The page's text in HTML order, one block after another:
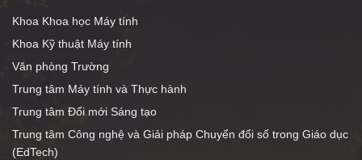
Khoa Khoa học Máy tính
Khoa Kỹ thuật Máy tính
Văn phòng Trường
Trung tâm Máy tính và Thực hành
Trung tâm Đổi mới Sáng tạo
Trung tâm Công nghệ và Giải pháp Chuyển đổi số trong Giáo dục
(EdTech)